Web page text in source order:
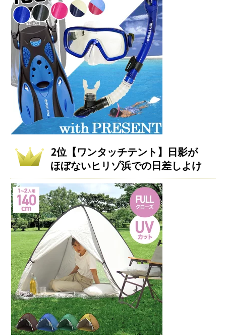
2位【ワンタッチテント】日影が
ほぼないヒリゾ浜での日差しよけ